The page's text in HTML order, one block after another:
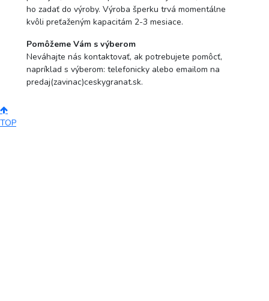
ho zadať do výroby. Výroba šperku trvá momentálne
kvôli preťaženým kapacitám 2-3 mesiace.
Pomôžeme Vám s výberom
Neváhajte nás kontaktovať, ak potrebujete pomôcť,
napríklad s výberom: telefonicky alebo emailom na
predaj(zavinac)ceskygranat.sk.
TOP